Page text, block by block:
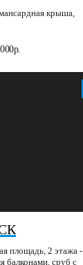
крыша,
площадь, 2 этажа -
балконами, сруб с